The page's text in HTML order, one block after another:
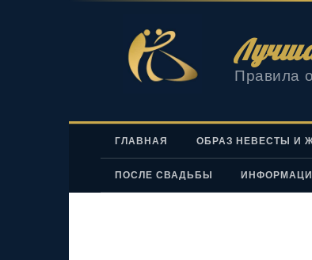
Правила
ГЛАВНАЯ ОБРАЗ НЕВЕСТЫ И
ПОСЛЕ СВАДЬБЫ